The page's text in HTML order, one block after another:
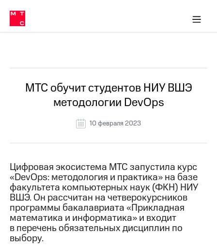
Медиа-центр
и акционерам
Устойчивое развитие
Комплаенс и деловая этика
компании
Карьера
История
компании
Руководство
Контакты
Медиа-центр
Пресс-
релизы
МТС
о технологиях
в МТС
Пресс-
релизы
о технологиях
МТС обучит студентов НИУ ВШЭ
методологии DevOps
10 февраля 2023
Цифровая экосистема МТС запустила курс
«DevOps: методология и практика» на базе
факультета компьютерных наук (ФКН) НИУ
ВШЭ. Он рассчитан на четверокурсников
программы бакалавриата «Прикладная
математика и информатика» и входит
в перечень обязательных дисциплин по
выбору.